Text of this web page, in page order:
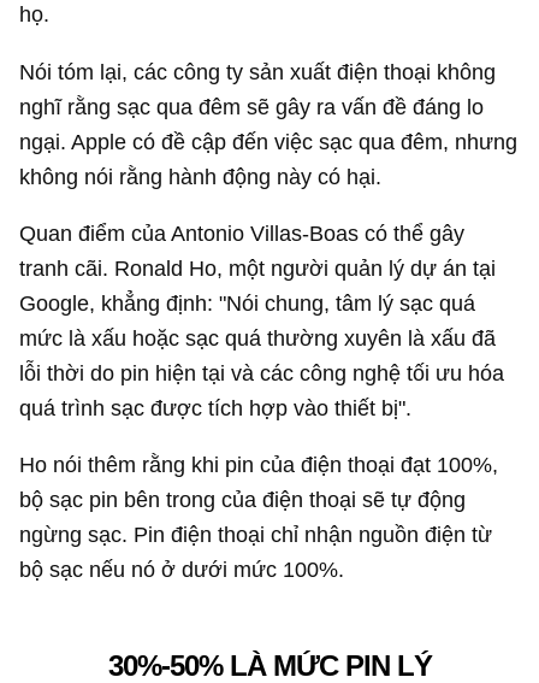
họ.
Nói tóm lại, các công ty sản xuất điện thoại không
nghĩ rằng sạc qua đêm sẽ gây ra vấn đề đáng lo
ngại. Apple có đề cập đến việc sạc qua đêm, nhưng
không nói rằng hành động này có hại.
Quan điểm của Antonio Villas-Boas có thể gây
tranh cãi. Ronald Ho, một người quản lý dự án tại
Google, khẳng định: "Nói chung, tâm lý sạc quá
mức là xấu hoặc sạc quá thường xuyên là xấu đã
lỗi thời do pin hiện tại và các công nghệ tối ưu hóa
quá trình sạc được tích hợp vào thiết bị".
Ho nói thêm rằng khi pin của điện thoại đạt 100%,
bộ sạc pin bên trong của điện thoại sẽ tự động
ngừng sạc. Pin điện thoại chỉ nhận nguồn điện từ
bộ sạc nếu nó ở dưới mức 100%.
30%-50% LÀ MỨC PIN LÝ